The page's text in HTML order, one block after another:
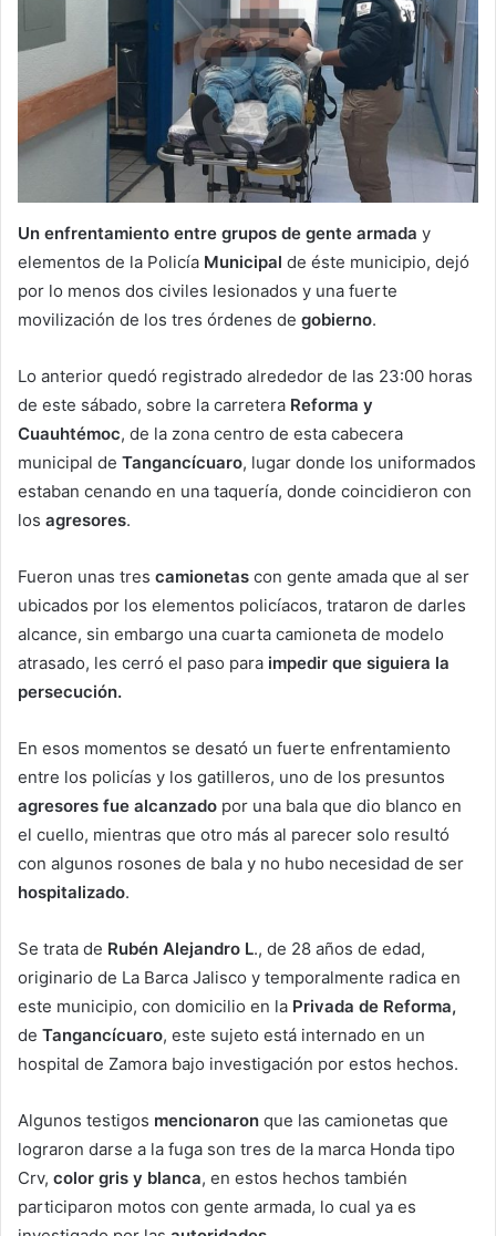
Un enfrentamiento entre grupos de gente armada y
elementos de la Policía Municipal de éste municipio, dejó
por lo menos dos civiles lesionados y una fuerte
movilización de los tres órdenes de gobierno.
Lo anterior quedó registrado alrededor de las 23:00 horas
de este sábado, sobre la carretera Reforma y
Cuauhtémoc, de la zona centro de esta cabecera
municipal de Tangancícuaro, lugar donde los uniformados
estaban cenando en una taquería, donde coincidieron con
los agresores.
Fueron unas tres camionetas con gente amada que al ser
ubicados por los elementos policíacos, trataron de darles
alcance, sin embargo una cuarta camioneta de modelo
atrasado, les cerró el paso para impedir que siguiera la
persecución.
En esos momentos se desató un fuerte enfrentamiento
entre los policías y los gatilleros, uno de los presuntos
agresores fue alcanzado por una bala que dio blanco en
el cuello, mientras que otro más al parecer solo resultó
con algunos rosones de bala y no hubo necesidad de ser
hospitalizado.
Se trata de Rubén Alejandro L., de 28 años de edad,
originario de La Barca Jalisco y temporalmente radica en
este municipio, con domicilio en la Privada de Reforma,
de Tangancícuaro, este sujeto está internado en un
hospital de Zamora bajo investigación por estos hechos.
Algunos testigos mencionaron que las camionetas que
lograron darse a la fuga son tres de la marca Honda tipo
Crv, color gris y blanca, en estos hechos también
participaron motos con gente armada, lo cual ya es